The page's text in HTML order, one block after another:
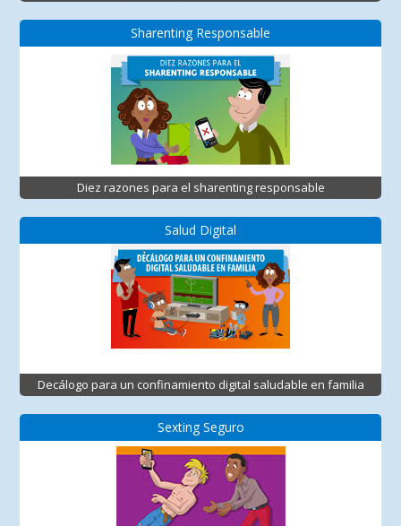
Sharenting Responsable
Diez razones para el sharenting responsable
Salud Digital
Decálogo para un confinamiento digital saludable en familia
Sexting Seguro